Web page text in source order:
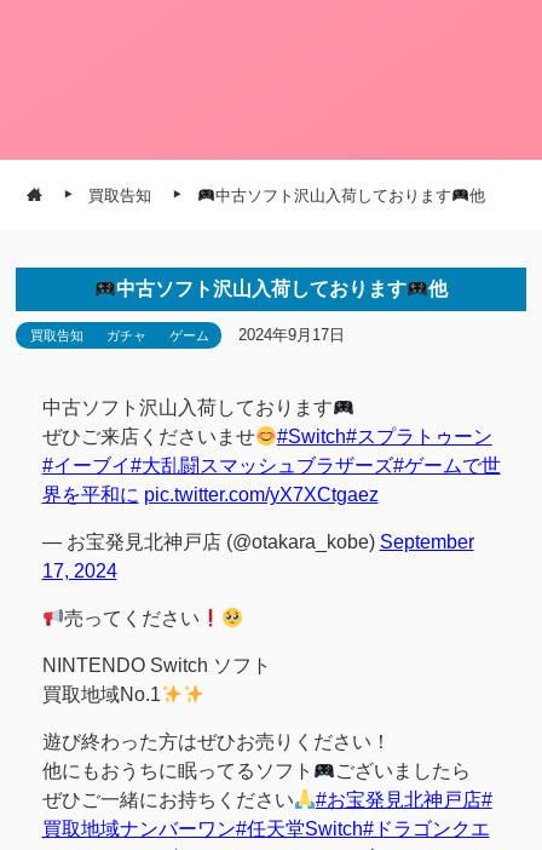
買取告知 中古ソフト沢山入荷しております 他
中古ソフト沢山入荷しております 他
買取告知 ガチャ ゲーム 2024年9月17日
中古ソフト沢山入荷しております
ぜひご来店くださいませ
#Switch#スプラトゥーン
#イーブイ#大乱闘スマッシュブラザーズ#ゲームで世
界を平和に pic.twitter.com/yX7XCtgaez
— お宝発見北神戸店 (@otakara_kobe) September
17, 2024
売ってください
NINTENDO Switch ソフト
買取地域No.1
遊び終わった方はぜひお売りください！
他にもおうちに眠ってるソフト
ございましたら
ぜひご一緒にお持ちください
#お宝発見北神戸店#
買取地域ナンバーワン#任天堂Switch#ドラゴンクエ